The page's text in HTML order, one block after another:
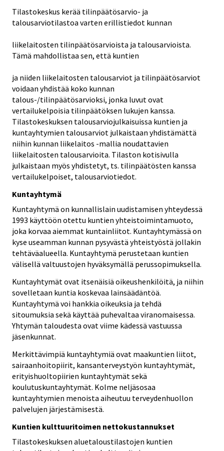
Tilastokeskus kerää tilinpäätösarvio- ja
talousarviotilastoa varten erillistiedot kunnan
liikelaitosten tilinpäätösarvioista ja talousarvioista.
Tämä mahdollistaa sen, että kuntien
ja niiden liikelaitosten talousarviot ja tilinpäätösarviot
voidaan yhdistää koko kunnan
talous-/tilinpäätösarvioksi, jonka luvut ovat
vertailukelpoisia tilinpäätöksen lukujen kanssa.
Tilastokeskuksen talousarviojulkaisuissa kuntien ja
kuntayhtymien talousarviot julkaistaan yhdistämättä
niihin kunnan liikelaitos -mallia noudattavien
liikelaitosten talousarvioita. Tilaston kotisivulla
julkaistaan myös yhdistetyt, ts. tilinpäätösten kanssa
vertailukelpoiset, talousarviotiedot.
Kuntayhtymä
Kuntayhtymä on kunnallislain uudistamisen yhteydessä
1993 käyttöön otettu kuntien yhteistoimintamuoto,
joka korvaa aiemmat kuntainliitot. Kuntayhtymässä on
kyse useamman kunnan pysyvästä yhteistyöstä jollakin
tehtäväalueella. Kuntayhtymä perustetaan kuntien
välisellä valtuustojen hyväksymällä perussopimuksella.
Kuntayhtymät ovat itsenäisiä oikeushenkilöitä, ja niihin
sovelletaan kuntia koskevaa lainsäädäntöä.
Kuntayhtymä voi hankkia oikeuksia ja tehdä
sitoumuksia sekä käyttää puhevaltaa viranomaisessa.
Yhtymän taloudesta ovat viime kädessä vastuussa
jäsenkunnat.
Merkittävimpiä kuntayhtymiä ovat maakuntien liitot,
sairaanhoitopiirit, kansanterveystyön kuntayhtymät,
erityishuoltopiirien kuntayhtymät sekä
koulutuskuntayhtymät. Kolme neljäsosaa
kuntayhtymien menoista aiheutuu terveydenhuollon
palvelujen järjestämisestä.
Kuntien kulttuuritoimen nettokustannukset
Tilastokeskuksen aluetaloustilastojen kuntien